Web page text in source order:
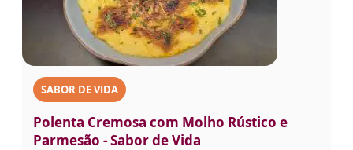
SABOR DE VIDA
Polenta Cremosa com Molho Rústico e
Parmesão - Sabor de Vida